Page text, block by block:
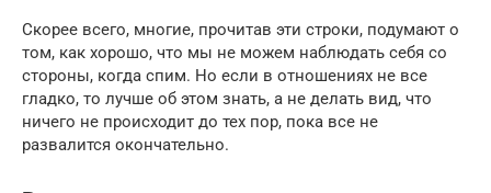
Скорее всего, многие, прочитав эти строки, подумают о
том, как хорошо, что мы не можем наблюдать себя со
стороны, когда спим. Но если в отношениях не все
гладко, то лучше об этом знать, а не делать вид, что
ничего не происходит до тех пор, пока все не
развалится окончательно.